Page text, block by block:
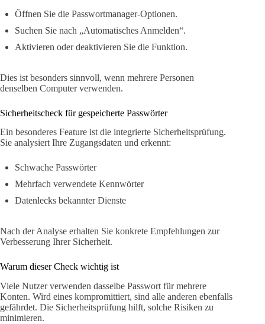
Öffnen Sie die Passwortmanager-Optionen.
Suchen Sie nach „Automatisches Anmelden“.
Aktivieren oder deaktivieren Sie die Funktion.
Dies ist besonders sinnvoll, wenn mehrere Personen
denselben Computer verwenden.
Sicherheitscheck für gespeicherte Passwörter
Ein besonderes Feature ist die integrierte Sicherheitsprüfung.
Sie analysiert Ihre Zugangsdaten und erkennt:
Schwache Passwörter
Mehrfach verwendete Kennwörter
Datenlecks bekannter Dienste
Nach der Analyse erhalten Sie konkrete Empfehlungen zur
Verbesserung Ihrer Sicherheit.
Warum dieser Check wichtig ist
Viele Nutzer verwenden dasselbe Passwort für mehrere
Konten. Wird eines kompromittiert, sind alle anderen ebenfalls
gefährdet. Die Sicherheitsprüfung hilft, solche Risiken zu
minimieren.